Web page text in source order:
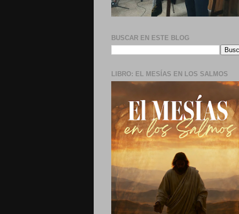
BUSCAR EN ESTE BLOG
LIBRO: EL MESÍAS EN LOS SALMOS